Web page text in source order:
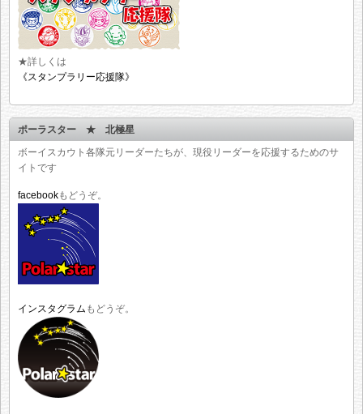
★詳しくは
《スタンプラリー応援隊》
ポーラスター ★ 北極星
ボーイスカウト各隊元リーダーたちが、現役リーダーを応援するためのサ
イトです
facebookもどうぞ。
インスタグラム もどうぞ。